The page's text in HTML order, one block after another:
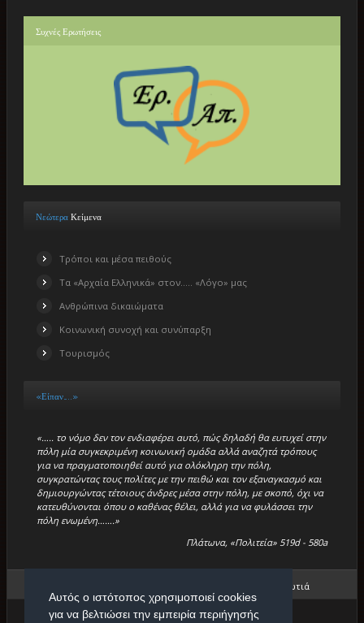
Συχνές Ερωτήσεις
Νεώτερα Κείμενα
Τρόποι και μέσα πειθούς
Τα «Αρχαία Ελληνικά» στον….. «Λόγο» μας
Ανθρώπινα δικαιώματα
Κοινωνική συνοχή και συνύπαρξη
Τουρισμός
«Είπαν…..»
«….. το νόμο δεν τον ενδιαφέρει αυτό, πώς δηλαδή θα ευτυχεί στην
πόλη μία συγκεκριμένη κοινωνική ομάδα αλλά αναζητά τρόπους
για να πραγματοποιηθεί αυτό για ολόκληρη την πόλη,
συγκρατώντας τους πολίτες με την πειθώ και τον εξαναγκασμό και
δημιουργώντας τέτοιους άνδρες μέσα στην πόλη, με σκοπό, όχι να
κατευθύνονται όπου ο καθένας θέλει, αλλά για να φυλάσσει την
πόλη ενωμένη…….»
Πλάτωνα, «Πολιτεία» 519d - 580a
Πανελλαδική Πρωτιά
Αυτός ο ιστότοπος χρησιμοποιεί cookies
για να βελτιώσει την εμπειρία περιήγησής